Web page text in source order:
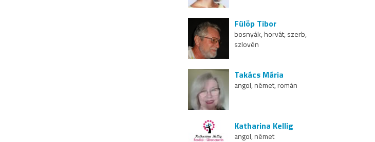
Fülöp Tibor
bosnyák, horvát, szerb,
szlovén
Takács Mária
angol, német, román
Katharina Kellig
angol, német